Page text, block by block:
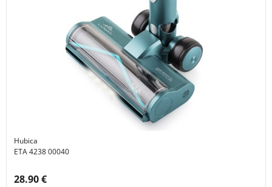
Hubica
ETA 4238 00040
Cena s DPH:
28.90 €